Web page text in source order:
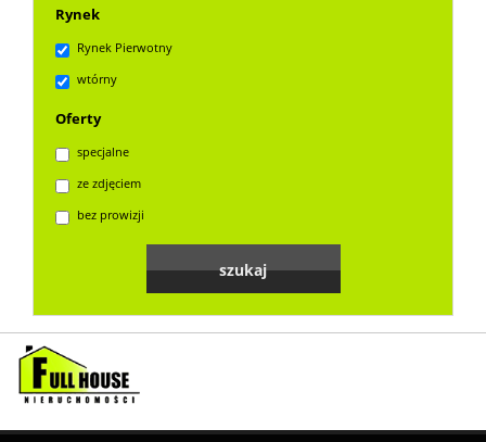
Rynek
Rynek Pierwotny
wtórny
Oferty
specjalne
ze zdjęciem
bez prowizji